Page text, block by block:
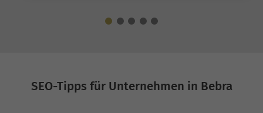
SEO-Tipps für Unternehmen in Bebra